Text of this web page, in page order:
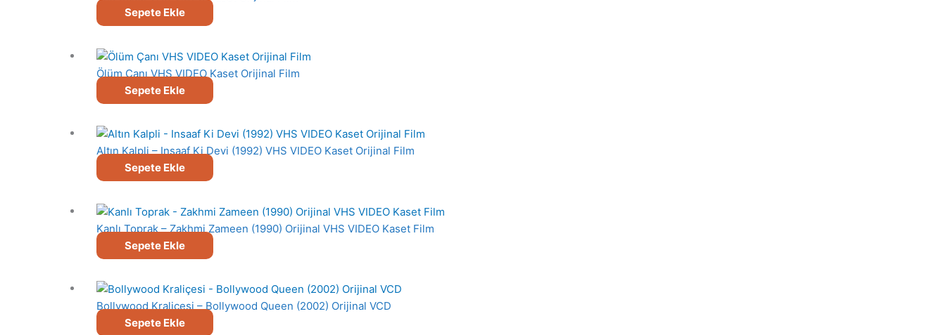
Sepete Ekle
Ölüm Çanı VHS VIDEO Kaset Orijinal Film
Sepete Ekle
Altın Kalpli – Insaaf Ki Devi (1992) VHS VIDEO Kaset Orijinal Film
Sepete Ekle
Kanlı Toprak – Zakhmi Zameen (1990) Orijinal VHS VIDEO Kaset Film
Sepete Ekle
Bollywood Kraliçesi – Bollywood Queen (2002) Orijinal VCD
Sepete Ekle